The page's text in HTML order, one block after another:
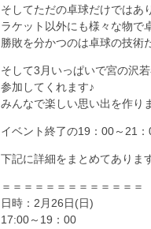
そしてただの卓球だけではあ
ラケット以外にも様々な物で
勝敗を分かつのは卓球の技術
そして3月いっぱいで宮の沢
参加してくれます♪
みんなで楽しい思い出を作り
イベント終了の19：00～21
下記に詳細をまとめてありま
＝＝＝＝＝＝＝＝＝＝＝＝＝
日時：2月26日(日)
17:00～19：00